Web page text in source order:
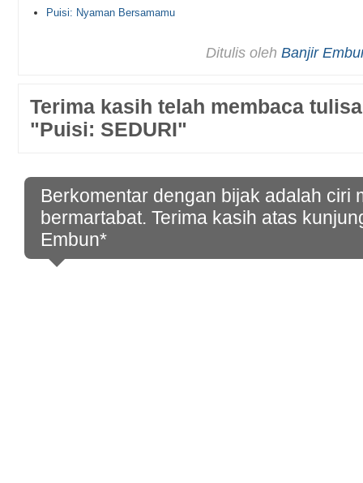
Puisi: Nyaman Bersamamu
Ditulis oleh Banjir
Terima kasih telah membaca
"Puisi: SEDURI"
Berkomentar dengan bijak adalah ciri
bermartabat. Terima kasih atas
Embun*